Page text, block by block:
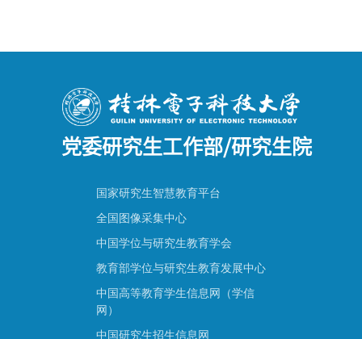
党委研究生工作部/研究生院
国家研究生智慧教育平台
全国图像采集中心
中国学位与研究生教育学会
教育部学位与研究生教育发展中心
中国高等教育学生信息网（学信
网）
中国研究生招生信息网